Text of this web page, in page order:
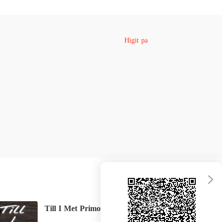
Higit pa
Till I Met Primo